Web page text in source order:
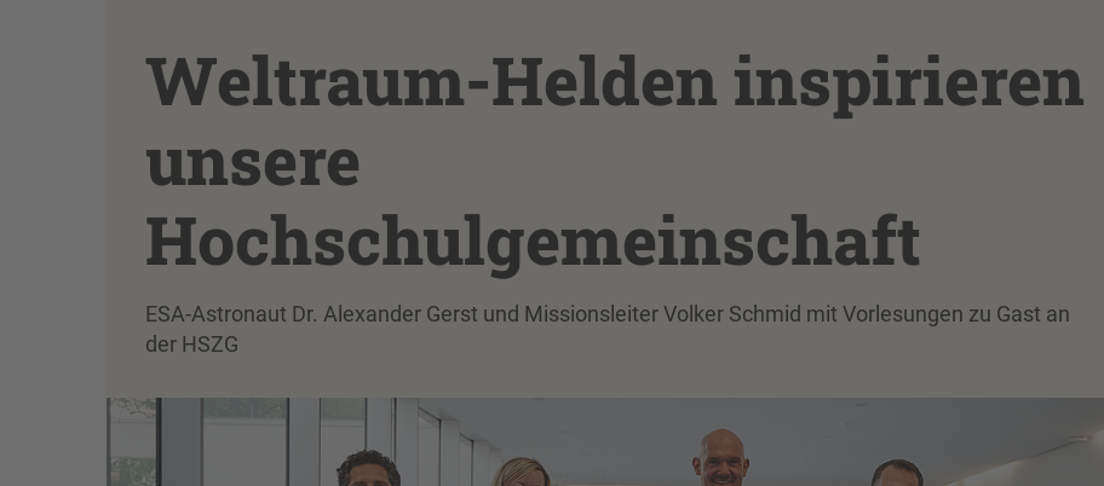
Weltraum-Helden inspirieren
unsere
Hochschulgemeinschaft
ESA-Astronaut Dr. Alexander Gerst und Missionsleiter Volker Schmid mit Vorlesungen zu Gast an
der HSZG